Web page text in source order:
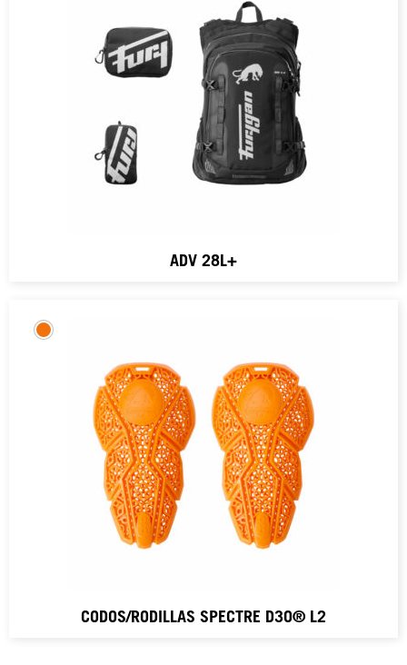
ADV 28L+
CODOS/RODILLAS SPECTRE D3O® L2